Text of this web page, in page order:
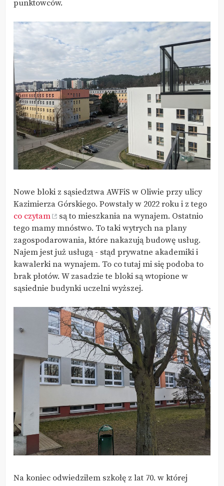
punktowców.
Nowe bloki z sąsiedztwa AWFiS w Oliwie przy ulicy
Kazimierza Górskiego. Powstały w 2022 roku i z tego
co czytam
są to mieszkania na wynajem. Ostatnio
tego mamy mnóstwo. To taki wytrych na plany
zagospodarowania, które nakazują budowę usług.
Najem jest już usługą - stąd prywatne akademiki i
kawalerki na wynajem. To co tutaj mi się podoba to
brak płotów. W zasadzie te bloki są wtopione w
sąsiednie budynki uczelni wyższej.
Na koniec odwiedziłem szkołę z lat 70. w której